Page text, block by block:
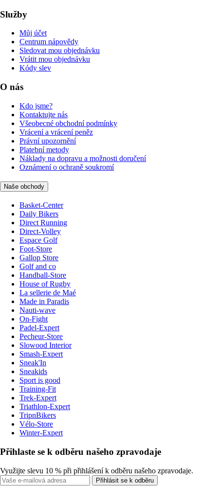
Služby
Můj účet
Centrum nápovědy
Sledovat mou objednávku
Vrátit mou objednávku
Kódy slev
O nás
Kdo jsme?
Kontaktujte nás
Všeobecné obchodní podmínky
Vrácení a vrácení peněz
Právní upozornění
Platební metody
Náklady na dopravu a možnosti doručení
Oznámení o ochraně soukromí
Naše obchody
Basket-Center
Daily Bikers
Direct Running
Direct-Volley
Espace Golf
Foot-Store
Gallop Store
Golf and co
Handball-Store
House of Rugby
La sellerie de Maé
Made in Paradis
Nauti-wave
On-Fight
Padel-Expert
Pecheur-Store
Slowood Interior
Smash-Expert
Sneak'In
Sneakids
Sport is good
Training-Fit
Trek-Expert
Triathlon-Expert
TripnBikers
Vélo-Store
Winter-Expert
Přihlaste se k odběru našeho zpravodaje
Využijte slevu 10 % při přihlášení k odběru našeho zpravodaje.
Přihlásit se k odběru